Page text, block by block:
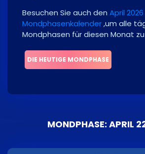
Besuchen Sie auch den April 2026
Mondphasenkalender,um alle
Mondphasen für diesen Monat
DIE HEUTIGE MONDPHASE
MONDPHASE: APRIL